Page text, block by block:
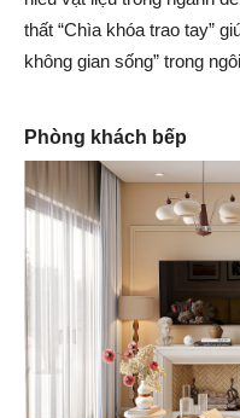
thất “Chìa khóa trao tay”
không gian sống” trong
Phòng khách bếp